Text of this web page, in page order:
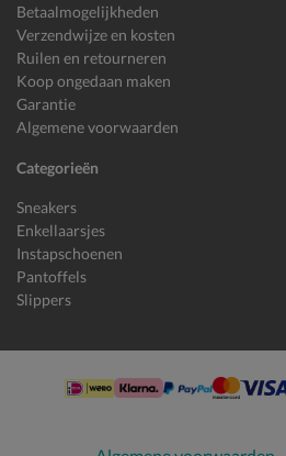
Betaalmogelijkheden
Verzendwijze en kosten
Ruilen en retourneren
Koop ongedaan maken
Garantie
Algemene voorwaarden
Categorieën
Sneakers
Enkellaarsjes
Instapschoenen
Pantoffels
Slippers